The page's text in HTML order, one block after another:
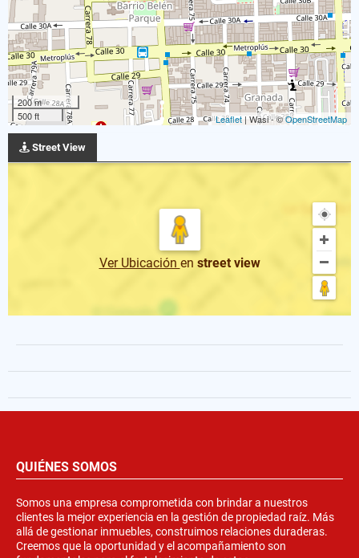
200 m
500 ft
Leaflet| Wasi - ©OpenStreetMap
Street View
Ver Ubicación en street view
QUIÉNES SOMOS
Somos una empresa comprometida con brindar a nuestros
clientes la mejor experiencia en la gestión de propiedad raíz. Más
allá de gestionar inmuebles, construimos relaciones duraderas.
Creemos que la oportunidad y el acompañamiento son